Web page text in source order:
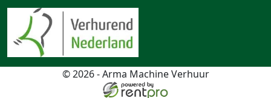
© 2026 - Arma Machine Verhuur